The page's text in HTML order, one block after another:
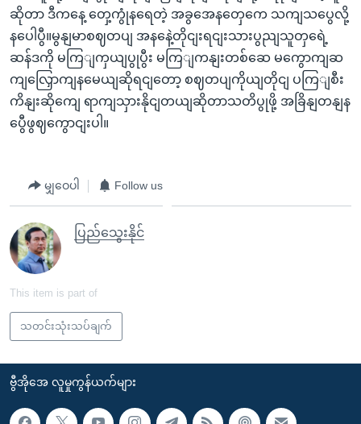
ဆိုတာ ဒီကနေ့ တှေ့ကွုံနရေတဲ့ အခွအေနတှေကေ သကျသပွေလို့
နပေါပွီ။မွနျမာစဈတပျ အနနေဲ့တိုငျးရငျးသားပွညျသူတှရေဲ့
ဆန်ဒကို မကြျကှယျပွုပွီး မကြျကနျးတစ်ဆေ မကွောကျဆ
ကျလြှောကျနမေယျဆိုရငျတော့ စဈတပျကိုယျတိုငျ ပကြျစီး
ကိနျးဆိုကျေ ရာကျသှားနိုငျတယျဆိုတာသတိပွုဖို့ အခြိနျတနျန
ပွေီဖွဈကွောငျးပါ။
မျှဝေပါ Follow us
ပြည်သွေးနိုင်
This item is part of
သတင်းသုံးသပ်ချက်
ဗွီအိုအေ လူမှုကွန်ယက်များ